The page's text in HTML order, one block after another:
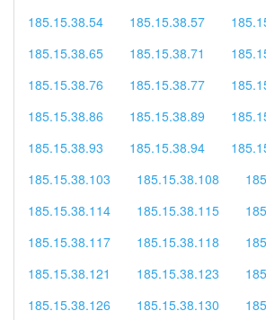
185.15.38.54
185.15.38.57
185.15.38.65
185.15.38.71
185.15.38.76
185.15.38.77
185.15.38.86
185.15.38.89
185.15.38.93
185.15.38.94
185.15.38.103
185.15.38.108
185.15.38.114
185.15.38.115
185.15.38.117
185.15.38.118
185.15.38.121
185.15.38.123
185.15.38.126
185.15.38.130